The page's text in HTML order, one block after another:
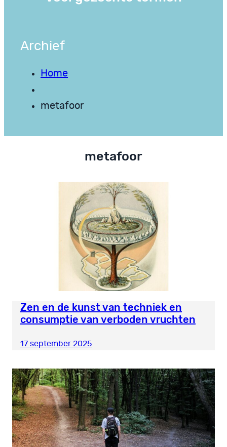
Archief
Home
metafoor
metafoor
Zen en de kunst van techniek en
consumptie van verboden vruchten
17 september 2025